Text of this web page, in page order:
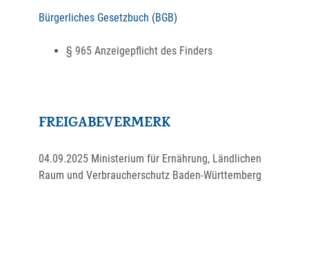
Bürgerliches Gesetzbuch (BGB)
§ 965 Anzeigepflicht des Finders
FREIGABEVERMERK
04.09.2025 Ministerium für Ernährung, Ländlichen
Raum und Verbraucherschutz Baden-Württemberg